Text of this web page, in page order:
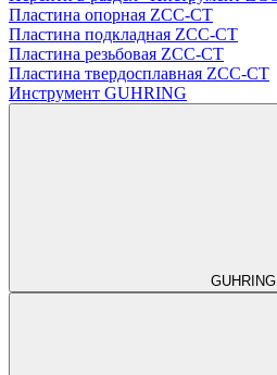
Пластина опорная ZCC-CT
Пластина подкладная ZCC-CT
Пластина резьбовая ZCC-CT
Пластина твердосплавная ZCC-CT
Инструмент GUHRING
GUHRING